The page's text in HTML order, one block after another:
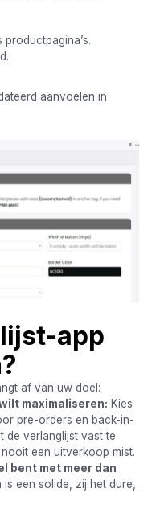
aanvoelen in
app
af van uw doel:
maximaliseren: Kies
pre-orders en back-in-
de verlanglijst vast te
een uitverkoop mist.
bent met meer dan
is een solide, zij het dure,